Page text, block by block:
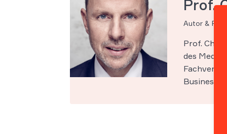
Prof.
Autor &
Prof.
des
Business